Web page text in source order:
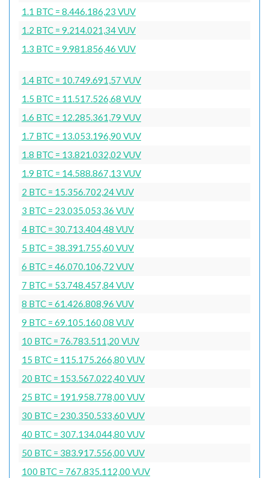
1.1 BTC = 8.446.186,23 VUV
1.2 BTC = 9.214.021,34 VUV
1.3 BTC = 9.981.856,46 VUV
1.4 BTC = 10.749.691,57 VUV
1.5 BTC = 11.517.526,68 VUV
1.6 BTC = 12.285.361,79 VUV
1.7 BTC = 13.053.196,90 VUV
1.8 BTC = 13.821.032,02 VUV
1.9 BTC = 14.588.867,13 VUV
2 BTC = 15.356.702,24 VUV
3 BTC = 23.035.053,36 VUV
4 BTC = 30.713.404,48 VUV
5 BTC = 38.391.755,60 VUV
6 BTC = 46.070.106,72 VUV
7 BTC = 53.748.457,84 VUV
8 BTC = 61.426.808,96 VUV
9 BTC = 69.105.160,08 VUV
10 BTC = 76.783.511,20 VUV
15 BTC = 115.175.266,80 VUV
20 BTC = 153.567.022,40 VUV
25 BTC = 191.958.778,00 VUV
30 BTC = 230.350.533,60 VUV
40 BTC = 307.134.044,80 VUV
50 BTC = 383.917.556,00 VUV
100 BTC = 767.835.112,00 VUV